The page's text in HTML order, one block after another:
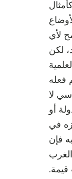
لأي
لكن
فعله
لا
أو
في
فإن
قيمة.